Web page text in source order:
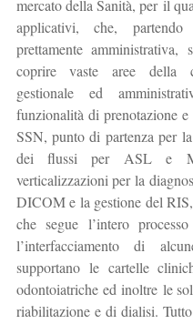
mercato della Sanità, per il
applicativi, che,
prettamente
coprire vaste aree della
gestionale ed
funzionalità di prenotazione
SSN, punto di partenza per
dei flussi per ASL e
verticalizzazioni per la
DICOM e la gestione del
che segue l’intero
l’interfacciamento di
supportano le cartelle
odontoiatriche ed inoltre le
riabilitazione e di dialisi.